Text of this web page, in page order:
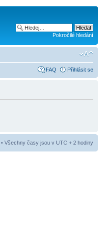
Pokročilé hledání
FAQ Přihlásit se
• Všechny časy jsou v UTC + 2 hodiny